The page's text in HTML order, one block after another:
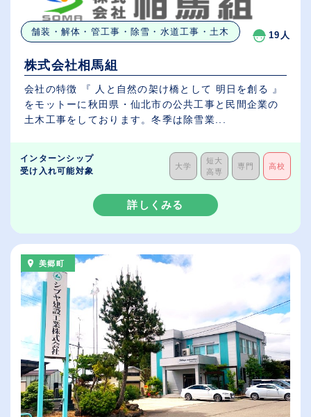
舗装・解体・管工事・除雪・水道工事・土木 19人
株式会社相馬組
会社の特徴 『 人と自然の架け橋として 明日を創る 』
をモットーに秋田県・仙北市の公共工事と民間企業の
土木工事をしております。冬季は除雪業...
インターンシップ
受け入れ可能対象
大学
短大
高専
専門 高校
詳しくみる
美郷町